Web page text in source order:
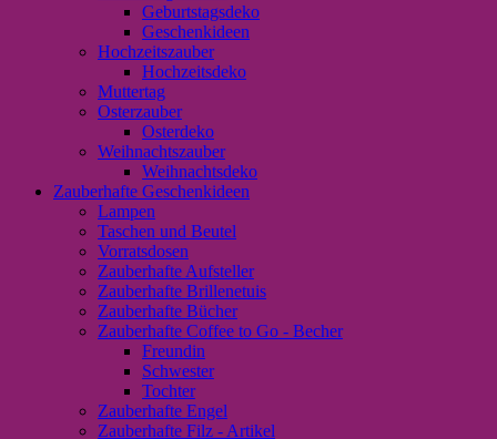
Geburtstagsdeko
Geschenkideen
Hochzeitszauber
Hochzeitsdeko
Muttertag
Osterzauber
Osterdeko
Weihnachtszauber
Weihnachtsdeko
Zauberhafte Geschenkideen
Lampen
Taschen und Beutel
Vorratsdosen
Zauberhafte Aufsteller
Zauberhafte Brillenetuis
Zauberhafte Bücher
Zauberhafte Coffee to Go - Becher
Freundin
Schwester
Tochter
Zauberhafte Engel
Zauberhafte Filz - Artikel